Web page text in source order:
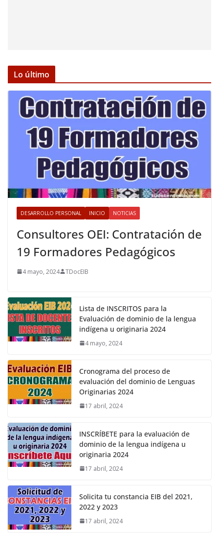
Lo último
DESARROLLO PERSONAL INICIO NOTICIAS
Consultores OEI: Contratación de
19 Formadores Pedagógicos
4 mayo, 2024 TDocEIB
Lista de INSCRITOS para la
Evaluación de dominio de la lengua
indígena u originaria 2024
4 mayo, 2024
Cronograma del proceso de
evaluación del dominio de Lenguas
Originarias 2024
17 abril, 2024
INSCRÍBETE para la evaluación de
dominio de la lengua indígena u
originaria 2024
17 abril, 2024
Solicita tu constancia EIB del 2021,
2022 y 2023
17 abril, 2024